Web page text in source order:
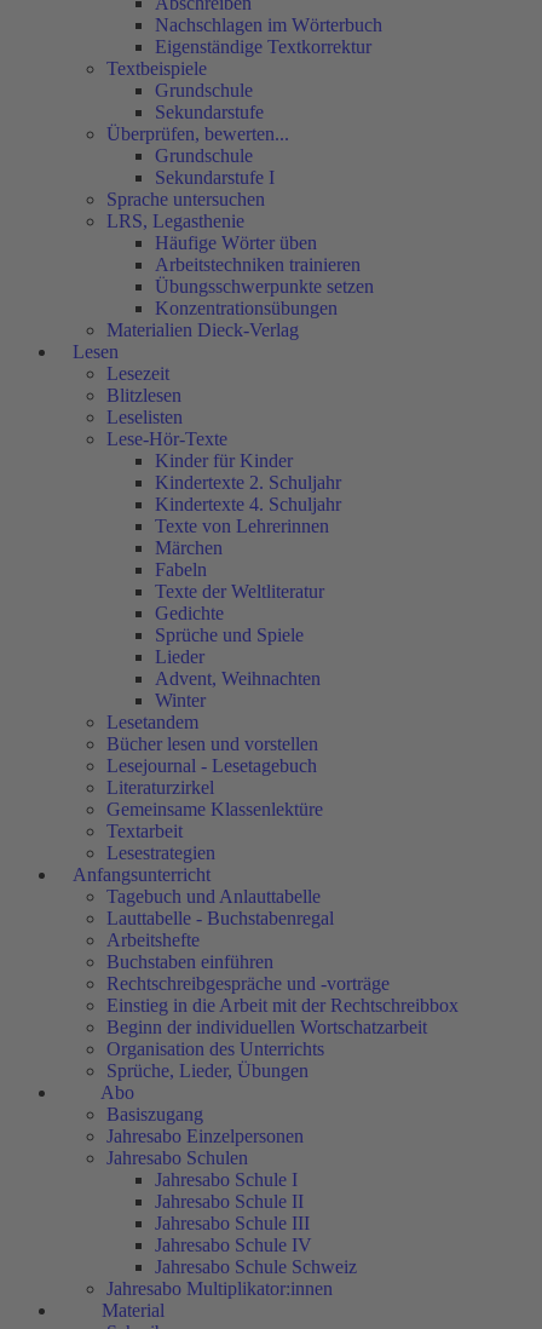
Nachschlagen im Wörterbuch
Eigenständige Textkorrektur
Textbeispiele
Grundschule
Sekundarstufe
Überprüfen, bewerten...
Grundschule
Sekundarstufe I
Sprache untersuchen
LRS, Legasthenie
Häufige Wörter üben
Arbeitstechniken trainieren
Übungsschwerpunkte setzen
Konzentrationsübungen
Materialien Dieck-Verlag
Lesen
Lesezeit
Blitzlesen
Leselisten
Lese-Hör-Texte
Kinder für Kinder
Kindertexte 2. Schuljahr
Kindertexte 4. Schuljahr
Texte von Lehrerinnen
Märchen
Fabeln
Texte der Weltliteratur
Gedichte
Sprüche und Spiele
Lieder
Advent, Weihnachten
Winter
Lesetandem
Bücher lesen und vorstellen
Lesejournal - Lesetagebuch
Literaturzirkel
Gemeinsame Klassenlektüre
Textarbeit
Lesestrategien
Anfangsunterricht
Tagebuch und Anlauttabelle
Lauttabelle - Buchstabenregal
Arbeitshefte
Buchstaben einführen
Rechtschreibgespräche und -vorträge
Einstieg in die Arbeit mit der Rechtschreibbox
Beginn der individuellen Wortschatzarbeit
Organisation des Unterrichts
Sprüche, Lieder, Übungen
Abo
Basiszugang
Jahresabo Einzelpersonen
Jahresabo Schulen
Jahresabo Schule I
Jahresabo Schule II
Jahresabo Schule III
Jahresabo Schule IV
Jahresabo Schule Schweiz
Jahresabo Multiplikator:innen
Material